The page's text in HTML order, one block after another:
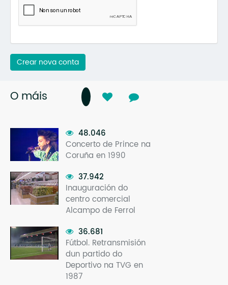
Crear nova conta
O máis
48.046
Concerto de Prince na
Coruña en 1990
37.942
Inauguración do
centro comercial
Alcampo de Ferrol
36.681
Fútbol. Retransmisión
dun partido do
Deportivo na TVG en
1987